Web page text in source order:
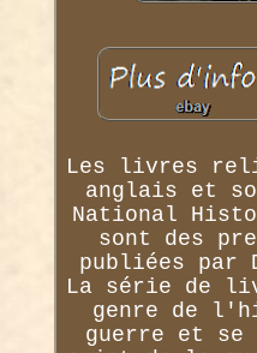
Les livres
anglais et
National
sont des
publiées par
La série de
genre de
guerre et se